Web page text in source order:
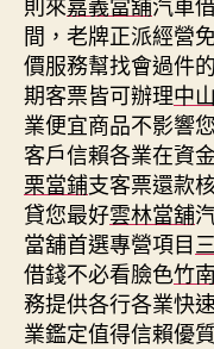
間，老牌正派經營
價服務幫找會過件
期客票皆可辦理中
業便宜商品不影響
客戶信賴各業在資
栗當鋪支客票還款
貸您最好雲林當舖
當舖首選專營項目
借錢不必看臉色竹
務提供各行各業快
業鑑定值得信賴優